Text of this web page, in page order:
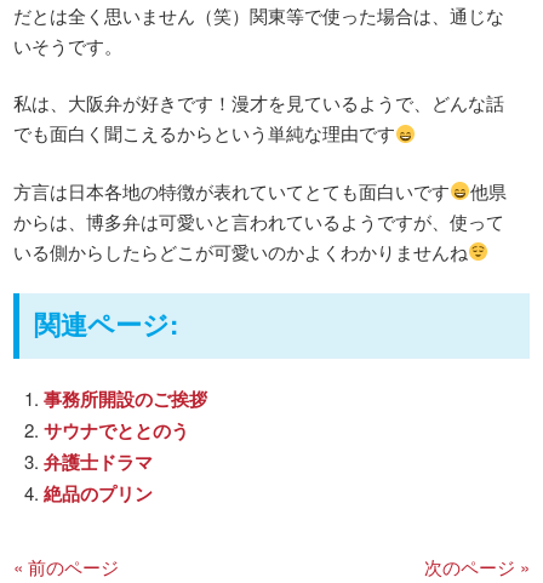
だとは全く思いません（笑）関東等で使った場合は、通じな
いそうです。
私は、大阪弁が好きです！漫才を見ているようで、どんな話
でも面白く聞こえるからという単純な理由です
方言は日本各地の特徴が表れていてとても面白いです
他県
からは、博多弁は可愛いと言われているようですが、使って
いる側からしたらどこが可愛いのかよくわかりませんね
関連ページ:
事務所開設のご挨拶
サウナでととのう
弁護士ドラマ
絶品のプリン
« 前のページ 次のページ »